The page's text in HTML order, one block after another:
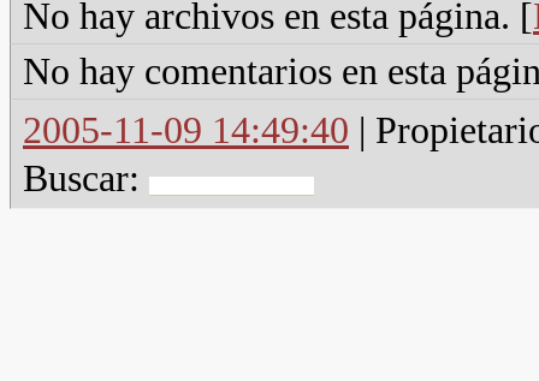
No hay archivos en esta página. [
No hay comentarios en esta
2005-11-09 14:49:40 |
Buscar: